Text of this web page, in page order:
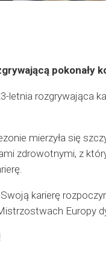
pokonały
letnia rozgrywająca
mierzyła się
zdrowotnymi, z
karierę
Europy